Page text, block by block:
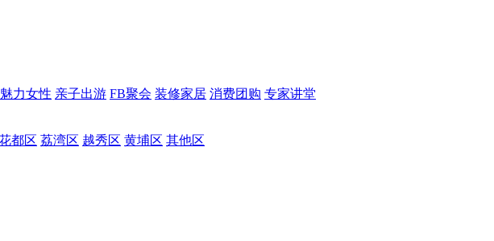
魅力女性 亲子出游 FB聚会 装修家居 消费团购 专家讲堂
都区 荔湾区 越秀区 黄埔区 其他区